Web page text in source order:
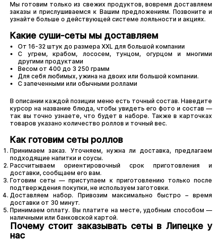
Мы готовим только из свежих продуктов, вовремя доставляем
заказы и прислушиваемся к Вашим предложениям. Позвоните и
узнайте больше о действующей системе лояльности и акциях.
Какие суши-сеты мы доставляем
От 16-32 штук до размера XXL для большой компании
С угрем, крабом, лососем, тунцом, огурцом и многими
другими продуктами
Весом от 400 до 3 250 грамм
Для себя любимых, ужина на двоих или большой компании.
С запеченными или обычными роллами
В описании каждой позиции меню есть точный состав. Наведите
курсор на название блюда, чтобы увидеть его фото и состав —
так вы точно узнаете, что будет в наборе. Также в карточках
товаров указано количество роллов и точный вес.
Как готовим сеты роллов
Принимаем заказ. Уточняем, нужна ли доставка, предлагаем
подходящие напитки и соусы.
Рассчитываем ориентировочный срок приготовления и
доставки, сообщаем его вам.
Готовим сеты — приступаем к приготовлению только после
подтверждения покупки, не используем заготовки.
Доставляем набор. Привозим максимально быстро – время
доставки от 30 минут.
Принимаем оплату. Вы платите на месте, удобным способом —
наличными или банковской картой.
Почему стоит заказывать сеты в Липецке у
нас